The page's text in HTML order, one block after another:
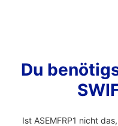
Du
Ist ASEMFRP1 nicht